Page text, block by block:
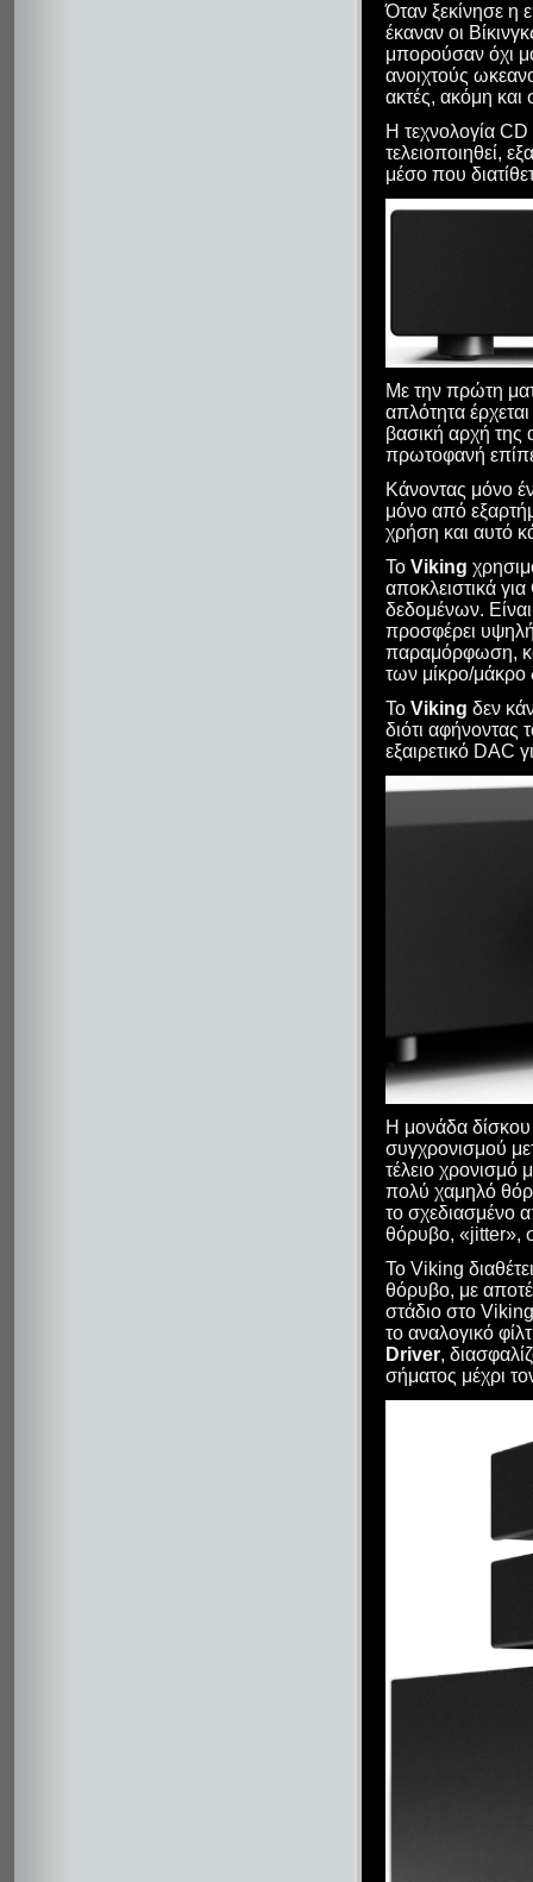
Όταν ξεκίνησε η
έκαναν οι
μπορούσαν όχι
ανοιχτούς
ακτές, ακόμη και
Η τεχνολογία
τελειοποιηθεί,
μέσο που
Με την πρώτη
απλότητα
βασική αρχή
πρωτοφανή
Κάνοντας μόνο
μόνο από
χρήση και αυτό
Το Viking
αποκλειστικά
δεδομένων.
προσφέρει
παραμόρφωση,
των μίκρο/μάκρο
Το Viking δεν
διότι αφήνοντας
εξαιρετικό DAC
Η μονάδα δίσκου
συγχρονισμού
τέλειο χρονισμό
πολύ χαμηλό
το σχεδιασμένο
θόρυβο, «jitter»,
Το Viking
θόρυβο, με
στάδιο στο
το αναλογικό
Driver,
σήματος μέχρι